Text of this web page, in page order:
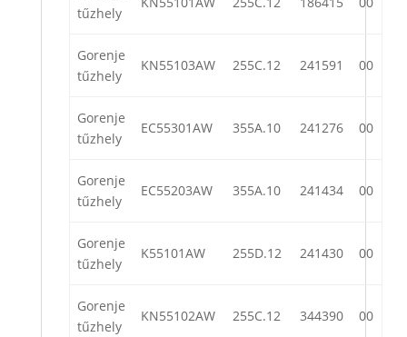
tűzhely
Gorenje
tűzhely
KN55103AW 255C.12 241591 00
Gorenje
tűzhely
EC55301AW 355A.10 241276 00
Gorenje
tűzhely
EC55203AW 355A.10 241434 00
Gorenje
tűzhely
K55101AW 255D.12 241430 00
Gorenje
tűzhely
KN55102AW 255C.12 344390 00